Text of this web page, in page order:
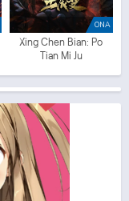
ONA
Xing Chen Bian: Po
Tian Mi Ju